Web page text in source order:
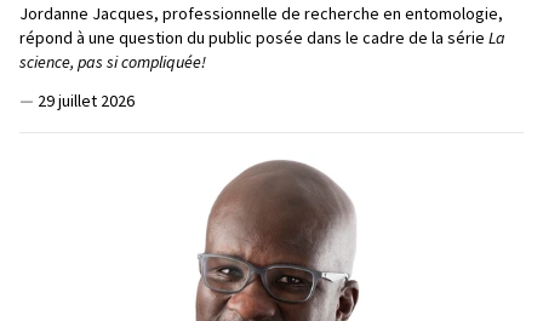
Jordanne Jacques, professionnelle de recherche en entomologie,
répond à une question du public posée dans le cadre de la série La
science, pas si compliquée!
— 29 juillet 2026